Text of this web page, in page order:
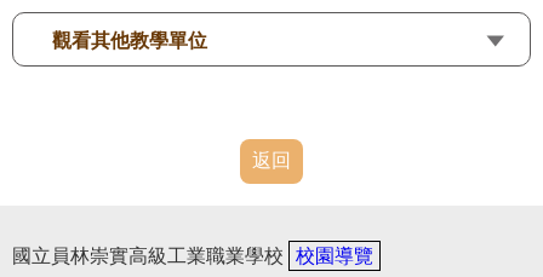
觀看其他教學單位
返回
國立員林崇實高級工業職業學校
校園導覽